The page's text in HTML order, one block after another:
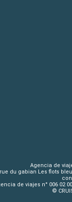
Agencia de
du gabian Les flots
de viajes n° 006 02
©